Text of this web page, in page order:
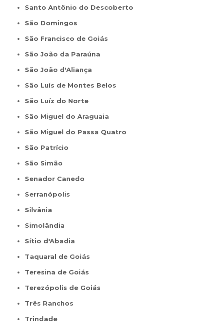
Santo Antônio do Descoberto
São Domingos
São Francisco de Goiás
São João da Paraúna
São João d'Aliança
São Luís de Montes Belos
São Luíz do Norte
São Miguel do Araguaia
São Miguel do Passa Quatro
São Patrício
São Simão
Senador Canedo
Serranópolis
Silvânia
Simolândia
Sítio d'Abadia
Taquaral de Goiás
Teresina de Goiás
Terezópolis de Goiás
Três Ranchos
Trindade